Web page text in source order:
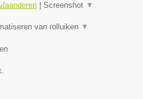
Screenshot ▼
van rolluiken ▼